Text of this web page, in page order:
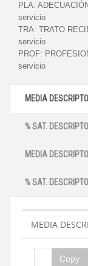
PLA:
servicio
TRA: TRATO
servicio
PROF:
servicio
MEDIA
% SAT.
MEDIA
% SAT.
MEDIA
Copy